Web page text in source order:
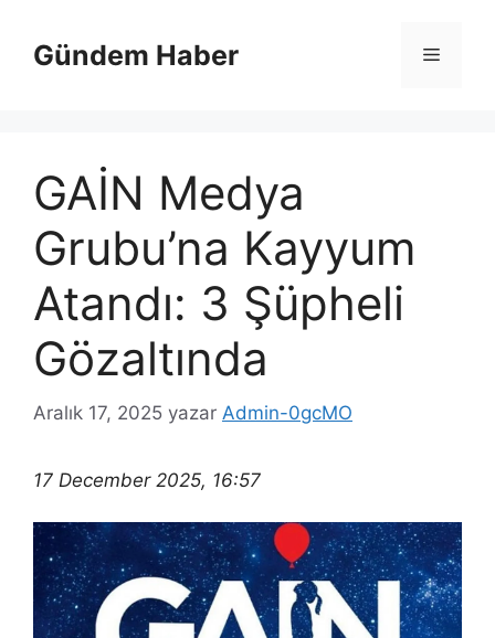
Gündem Haber Menü
GAİN Medya
Grubu’na Kayyum
Atandı: 3 Şüpheli
Gözaltında
Aralık 17, 2025 yazar Admin-0gcMO
17 December 2025, 16:57